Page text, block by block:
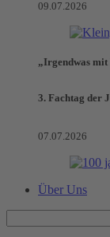
09.07.2026
„Irgendwas
3. Fachtag der
07.07.2026
Über Uns